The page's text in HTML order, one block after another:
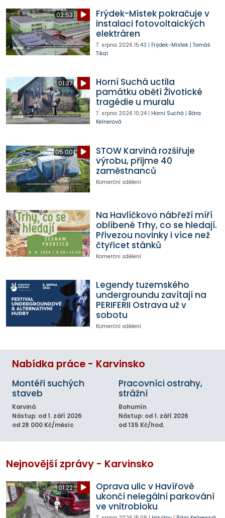
02:53
Frýdek-Místek pokračuje v
instalaci fotovoltaických
elektráren
7. srpna 2026 15:43 | Frýdek-Místek| Tomáš
Tikal
01:37
Horní Suchá uctila
památku obětí Životické
tragédie u muralu
7. srpna 2026 10:24| Horní Suchá | Bára
Kelnerová
05:00
STOW Karviná rozšiřuje
výrobu, přijme 40
zaměstnanců
Komerční sdělení
Na Havlíčkovo nábřeží míří
oblíbené Trhy, co se hledají.
Přivezou novinky i více než
čtyřicet stánků
Komerční sdělení
Legendy tuzemského
undergroundu zavítají na
PERIFERII Ostrava už v
sobotu
Komerční sdělení
Nabídka práce - Karvinsko
Montéři suchých
staveb
Karviná
Nástup: od 1. září 2026
od 28 000 Kč/měsíc
Pracovníci ostrahy,
strážní
Bohumín
Nástup: od 1. září 2026
od 135 Kč/hod.
Nejnovější zprávy - Karvinsko
01:22
Oprava ulic v Havířově
ukončí nelegální parkování
ve vnitrobloku